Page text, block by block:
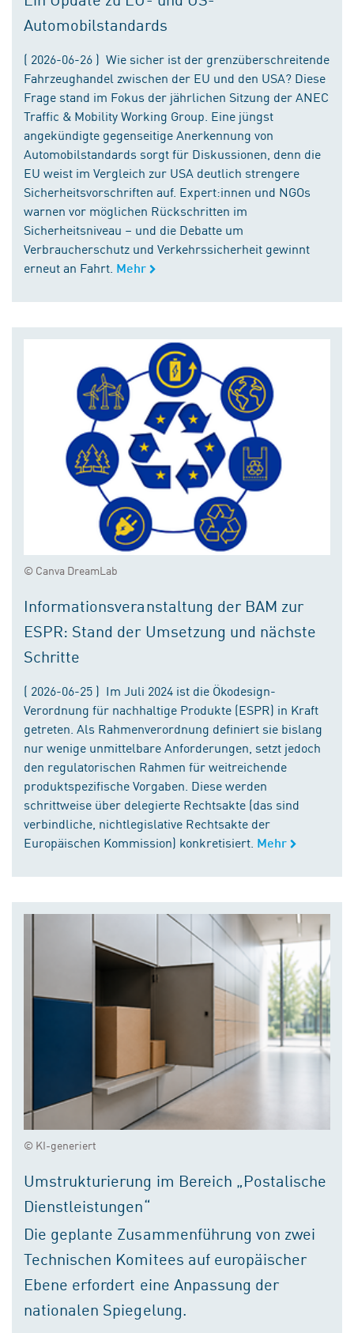
Automobilstandards
( 2026-06-26 ) Wie sicher ist der grenzüberschreitende
Fahrzeughandel zwischen der EU und den USA? Diese
Frage stand im Fokus der jährlichen Sitzung der ANEC
Traffic & Mobility Working Group. Eine jüngst
angekündigte gegenseitige Anerkennung von
Automobilstandards sorgt für Diskussionen, denn die
EU weist im Vergleich zur USA deutlich strengere
Sicherheitsvorschriften auf. Expert:innen und NGOs
warnen vor möglichen Rückschritten im
Sicherheitsniveau – und die Debatte um
Verbraucherschutz und Verkehrssicherheit gewinnt
erneut an Fahrt. Mehr
© Canva DreamLab
Informationsveranstaltung der BAM zur
ESPR: Stand der Umsetzung und nächste
Schritte
( 2026-06-25 ) Im Juli 2024 ist die Ökodesign-
Verordnung für nachhaltige Produkte (ESPR) in Kraft
getreten. Als Rahmenverordnung definiert sie bislang
nur wenige unmittelbare Anforderungen, setzt jedoch
den regulatorischen Rahmen für weitreichende
produktspezifische Vorgaben. Diese werden
schrittweise über delegierte Rechtsakte (das sind
verbindliche, nichtlegislative Rechtsakte der
Europäischen Kommission) konkretisiert. Mehr
© KI-generiert
Umstrukturierung im Bereich „Postalische
Dienstleistungen“
Die geplante Zusammenführung von zwei
Technischen Komitees auf europäischer
Ebene erfordert eine Anpassung der
nationalen Spiegelung.